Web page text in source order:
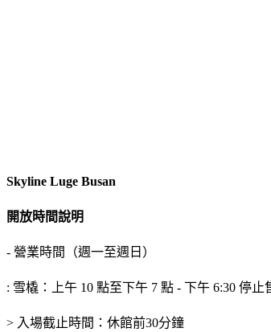
Skyline Luge Busan
開放時間說明
- 營業時間（週一至週日）
: 雪橇：上午 10 點至下午 7 點 - 下午 6:30 停止
> 入場截止時間：休館前30分鐘